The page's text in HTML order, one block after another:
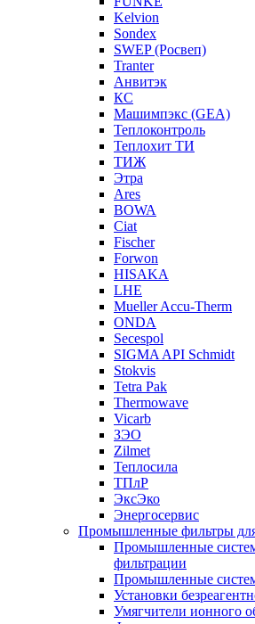
Kelvion
Sondex
SWEP (Росвеп)
Tranter
Анвитэк
КС
Машимпэкс (GEA)
Теплоконтроль
Теплохит ТИ
ТИЖ
Этра
Ares
BOWA
Ciat
Fischer
Forwon
HISAKA
LHE
Mueller Accu-Therm
ONDA
Secespol
SIGMA API Schmidt
Stokvis
Tetra Pak
Thermowave
Vicarb
ЗЭО
Zilmet
Теплосила
ТПлР
ЭксЭко
Энергосервис
Промышленные фильтры
Промышленные
фильтрации
Промышленные
Установки
Умягчители ионного